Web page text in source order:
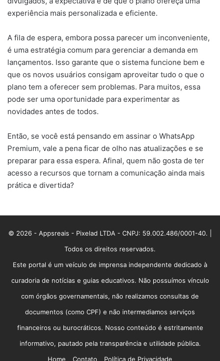
experiência mais personalizada e eficiente.
A fila de espera, embora possa parecer um inconveniente,
é uma estratégia comum para gerenciar a demanda em
lançamentos. Isso garante que o sistema funcione bem e
que os novos usuários consigam aproveitar tudo o que o
plano tem a oferecer sem problemas. Para muitos, essa
pode ser uma oportunidade para experimentar as
novidades antes de todos.
Então, se você está pensando em assinar o WhatsApp
Premium, vale a pena ficar de olho nas atualizações e se
preparar para essa espera. Afinal, quem não gosta de ter
acesso a recursos que tornam a comunicação ainda mais
prática e divertida?
© 2026 - Appsreais - Pixelad LTDA - CNPJ: 59.002.486/0001-40. |
Todos os direitos reservados.
Este portal é um veículo de imprensa independente dedicado à
curadoria de notícias e guias educativos. Não possuímos vínculo
com órgãos governamentais, não realizamos consultas de
documentos (como CPF) e não intermediamos serviços
financeiros ou burocráticos. Nosso conteúdo é estritamente
informativo, pautado pela transparência e utilidade pública.
Home
Contato Política de Privacidade